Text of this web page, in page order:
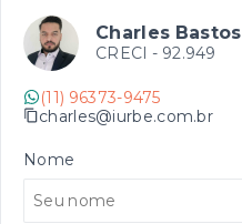
Charles Bastos
CRECI - 92.949
(11) 96373-9475
charles@iurbe.com.br
Nome